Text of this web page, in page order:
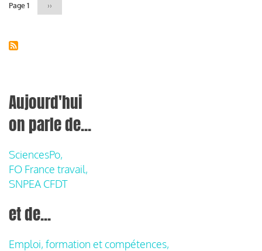
Page 1
Page
››
Aujourd'hui
on parle de...
SciencesPo,
FO France travail,
SNPEA CFDT
et de...
Emploi, formation et compétences,